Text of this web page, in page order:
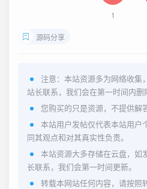
1
源码分享
注意：本站资源多为网络收集
站长联系，我们会在第一时间内删
您购买的只是资源，不提供解
本站用户发帖仅代表本站用户
同其观点和对其真实性负责。
本站资源大多存储在云盘，如
长联系，我们会第一时间更新。
转载本网站任何内容，请按照